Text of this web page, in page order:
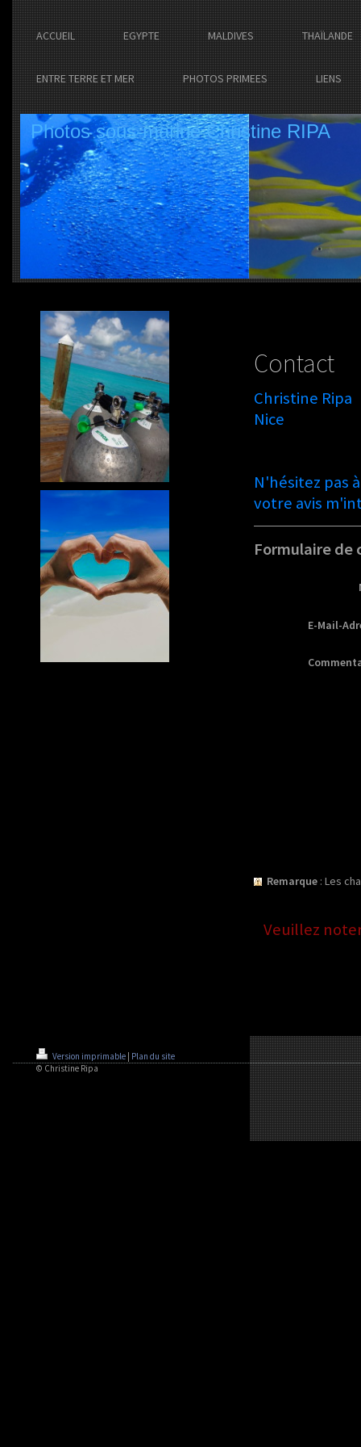
ACCUEIL EGYPTE MALDIVES THAÏLANDE
ENTRE TERRE ET MER PHOTOS PRIMEES LIENS
Photos sous-marine Christine RIPA
Contact
Christine Ripa
Nice
N'hésitez pas
votre avis
Formulaire de
E-Mail-
Remarque : Les
Veuillez
Version imprimable Plan du site
© Christine Ripa